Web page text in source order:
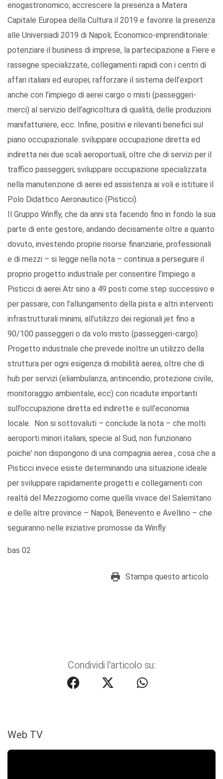
enogastronomico; accrescere la presenza a Matera
Capitale Europea della Cultura il 2019 e favorire la presenza
alle Universiadi 2019 di Napoli; Economico-imprenditoriale:
potenziare il business di imprese, la partecipazione a Fiere e
rassegne specializzate, collegamenti rapidi con i centri di
affari italiani ed europei; rafforzare il sistema dell’export
anche con l’impiego di aerei cargo o misti (passeggeri-
merci) al servizio dell’agricoltura di qualità, delle produzioni
manifatturiere, ecc. Infine, positivi e rilevanti benefici sul
piano occupazionale: sviluppare occupazione diretta ed
indiretta nei due scali aeroportuali, oltre che di servizi per il
traffico passeggeri; sviluppare occupazione specializzata
nella manutenzione di aerei ed assistenza ai voli e istituire il
Polo Didattico Aeronautico (Pisticci).
Il Gruppo Winfly, che da anni sta facendo fino in fondo la sua
parte di ente gestore, andando decisamente oltre a quanto
dovuto, investendo proprie risorse finanziarie, professionali
e di mezzi – si legge nella nota – continua a perseguire il
proprio progetto industriale per consentire l’impiego a
Pisticci di aerei Atr sino a 49 posti come step successivo e
per passare, con l’allungamento della pista e altri interventi
infrastrutturali minimi, all’utilizzo dei regionali jet fino a
90/100 passeggeri o da volo misto (passeggeri-cargo).
Progetto industriale che prevede inoltre un utilizzo della
struttura per ogni esigenza di mobilità aerea, oltre che di
hub per servizi (eliambulanza, antincendio, protezione civile,
monitoraggio ambientale, ecc) con ricadute importanti
sull’occupazione diretta ed indirette e sull’economia
locale. Non si sottovaluti – conclude la nota – che molti
aeroporti minori italiani, specie al Sud, non funzionano
poiche' non dispongono di una compagnia aerea , cosa che a
Pisticci invece esiste determinando una situazione ideale
per sviluppare rapidamente progetti e collegamenti con
realtà del Mezzogiorno come quella vivace del Salernitano
e delle altre province – Napoli, Benevento e Avellino – che
seguiranno nelle iniziative promosse da Winfly.
bas 02
Stampa questo articolo
Condividi l'articolo su:
Web TV